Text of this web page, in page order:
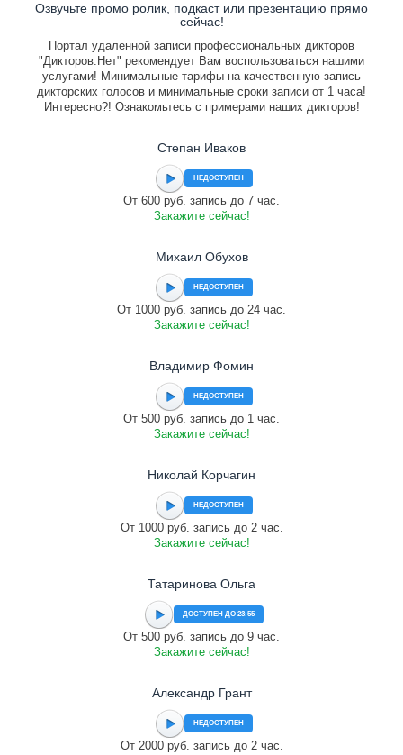
Озвучьте промо ролик, подкаст или презентацию прямо
сейчас!
Портал удаленной записи профессиональных дикторов
"Дикторов.Нет" рекомендует Вам воспользоваться нашими
услугами! Минимальные тарифы на качественную запись
дикторских голосов и минимальные сроки записи от 1 часа!
Интересно?! Ознакомьтесь с примерами наших дикторов!
Степан Иваков
НЕДОСТУПЕН
От 600 руб. запись до 7 час.
Закажите сейчас!
Михаил Обухов
НЕДОСТУПЕН
От 1000 руб. запись до 24 час.
Закажите сейчас!
Владимир Фомин
НЕДОСТУПЕН
От 500 руб. запись до 1 час.
Закажите сейчас!
Николай Корчагин
НЕДОСТУПЕН
От 1000 руб. запись до 2 час.
Закажите сейчас!
Татаринова Ольга
ДОСТУПЕН ДО 23:55
От 500 руб. запись до 9 час.
Закажите сейчас!
Александр Грант
НЕДОСТУПЕН
От 2000 руб. запись до 2 час.